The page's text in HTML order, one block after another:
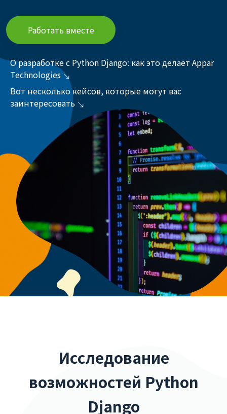
Работать вместе
О разработке с Python Django: как это делает Appar
Technologies
Вот несколько кейсов, которые могут вас
заинтересовать
Исследование
возможностей Python
Django